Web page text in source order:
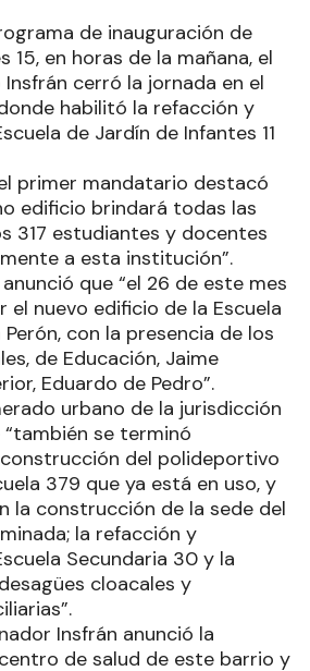
de inauguración de
15, en horas de la mañana, el
cerró la jornada en el
habilitó la refacción y
de Jardín de Infantes 11
primer mandatario destacó
edificio brindará todas las
317 estudiantes y docentes
a esta institución”.
que “el 26 de este mes
el nuevo edificio de la Escuela
con la presencia de los
de Educación, Jaime
Eduardo de Pedro”.
urbano de la jurisdicción
se terminó
del polideportivo
379 que ya está en uso, y
la construcción de la sede del
la refacción y
Secundaria 30 y la
cloacales y
Insfrán anunció la
de salud de este barrio y